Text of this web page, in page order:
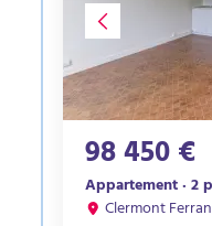
98 450 €
Appartement · 2
Clermont